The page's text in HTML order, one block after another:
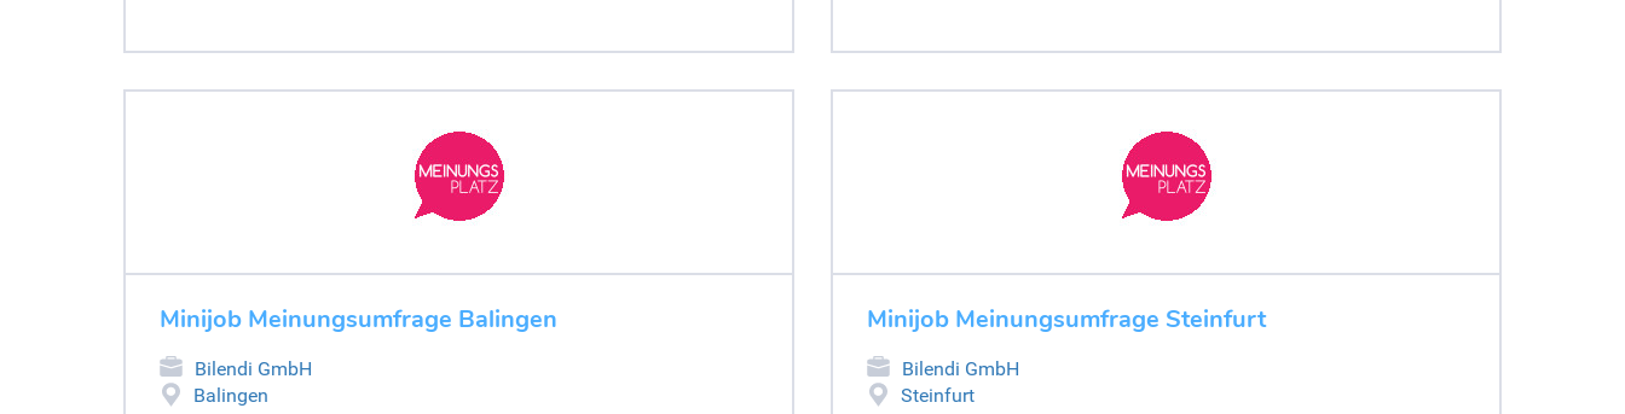
Minijob Meinungsumfrage Balingen
Bilendi GmbH
Balingen
Minijob Meinungsumfrage Steinfurt
Bilendi GmbH
Steinfurt